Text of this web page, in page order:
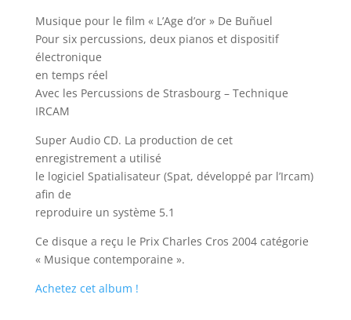
Musique pour le film « L’Age d’or » De Buñuel
Pour six percussions, deux pianos et dispositif
électronique
en temps réel
Avec les Percussions de Strasbourg – Technique
IRCAM
Super Audio CD. La production de cet
enregistrement a utilisé
le logiciel Spatialisateur (Spat, développé par l’Ircam)
afin de
reproduire un système 5.1
Ce disque a reçu le Prix Charles Cros 2004 catégorie
« Musique contemporaine ».
Achetez cet album !